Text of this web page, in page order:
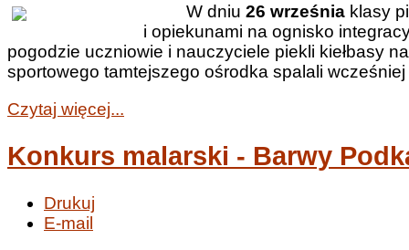
W dniu26 września klasy
i opiekunami na ognisko
pogodzie uczniowie i nauczyciele piekli kiełbasy
sportowego tamtejszego ośrodka spalali
Czytaj więcej...
Konkurs malarski - Barwy
Drukuj
E-mail